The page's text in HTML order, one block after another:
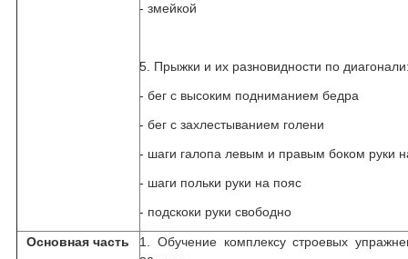
- змейкой
5. Прыжки и их разновидности по
- бег с высоким подниманием бедра
- бег с захлестыванием голени
- шаги галопа левым и правым боком руки
- шаги польки руки на пояс
- подскоки руки свободно
Основная часть
1. Обучение комплексу строевых